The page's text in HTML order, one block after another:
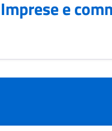
Imprese e